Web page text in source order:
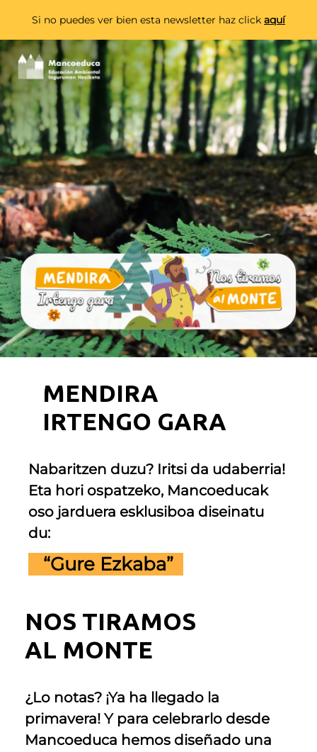
Si no puedes ver bien esta newsletter haz click aquí
MENDIRA
IRTENGO GARA
Nabaritzen duzu? Iritsi da udaberria!
Eta hori ospatzeko, Mancoeducak
oso jarduera esklusiboa diseinatu
du:
“Gure Ezkaba”
NOS TIRAMOS
AL MONTE
¿Lo notas? ¡Ya ha llegado la
primavera! Y para celebrarlo desde
Mancoeduca hemos diseñado una